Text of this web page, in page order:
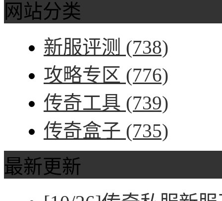
网站分类
新服评测 (738)
攻略专区 (776)
传奇工具 (739)
传奇盒子 (735)
最新更新